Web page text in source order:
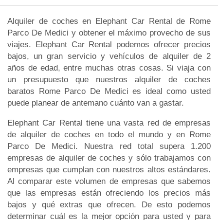
Alquiler de coches en Elephant Car Rental de Rome
Parco De Medici y obtener el máximo provecho de sus
viajes. Elephant Car Rental podemos ofrecer precios
bajos, un gran servicio y vehículos de alquiler de 2
años de edad, entre muchas otras cosas. Si viaja con
un presupuesto que nuestros alquiler de coches
baratos Rome Parco De Medici es ideal como usted
puede planear de antemano cuánto van a gastar.
Elephant Car Rental tiene una vasta red de empresas
de alquiler de coches en todo el mundo y en Rome
Parco De Medici. Nuestra red total supera 1.200
empresas de alquiler de coches y sólo trabajamos con
empresas que cumplan con nuestros altos estándares.
Al comparar este volumen de empresas que sabemos
que las empresas están ofreciendo los precios más
bajos y qué extras que ofrecen. De esto podemos
determinar cuál es la mejor opción para usted y para